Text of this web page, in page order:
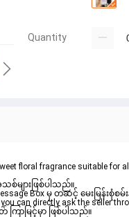
Quantity
floral fragrance suitable for
စ်များဖြစ်ပါသည်။
Box မှ တဆင့် မေးမြန်းစုံစ
can directly ask the seller
ကြာမြင့်မှာ ဖြစ်ပါသည်။